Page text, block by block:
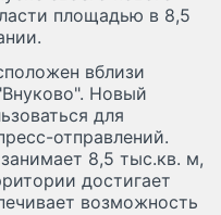
площадью в 8,5
вблизи
Новый
для
отправлений.
8,5 тыс.кв. м,
достигает
возможность